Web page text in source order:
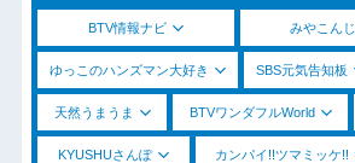
BTV情報ナビ みやこん
ゆっこのハンズマン大好き SBS元気告知板
天然うまうま BTVワンダフルWorld
KYUSHUさんぽ カンパイ!!ツマミッケ!!